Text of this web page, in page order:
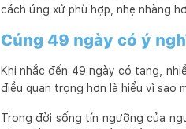
cách ứng xử phù hợp, nhẹ nhàng
Cúng 49 ngày có ý
Khi nhắc đến 49 ngày có tang,
điều quan trọng hơn là hiểu vì sao
Trong đời sống tín ngưỡng của